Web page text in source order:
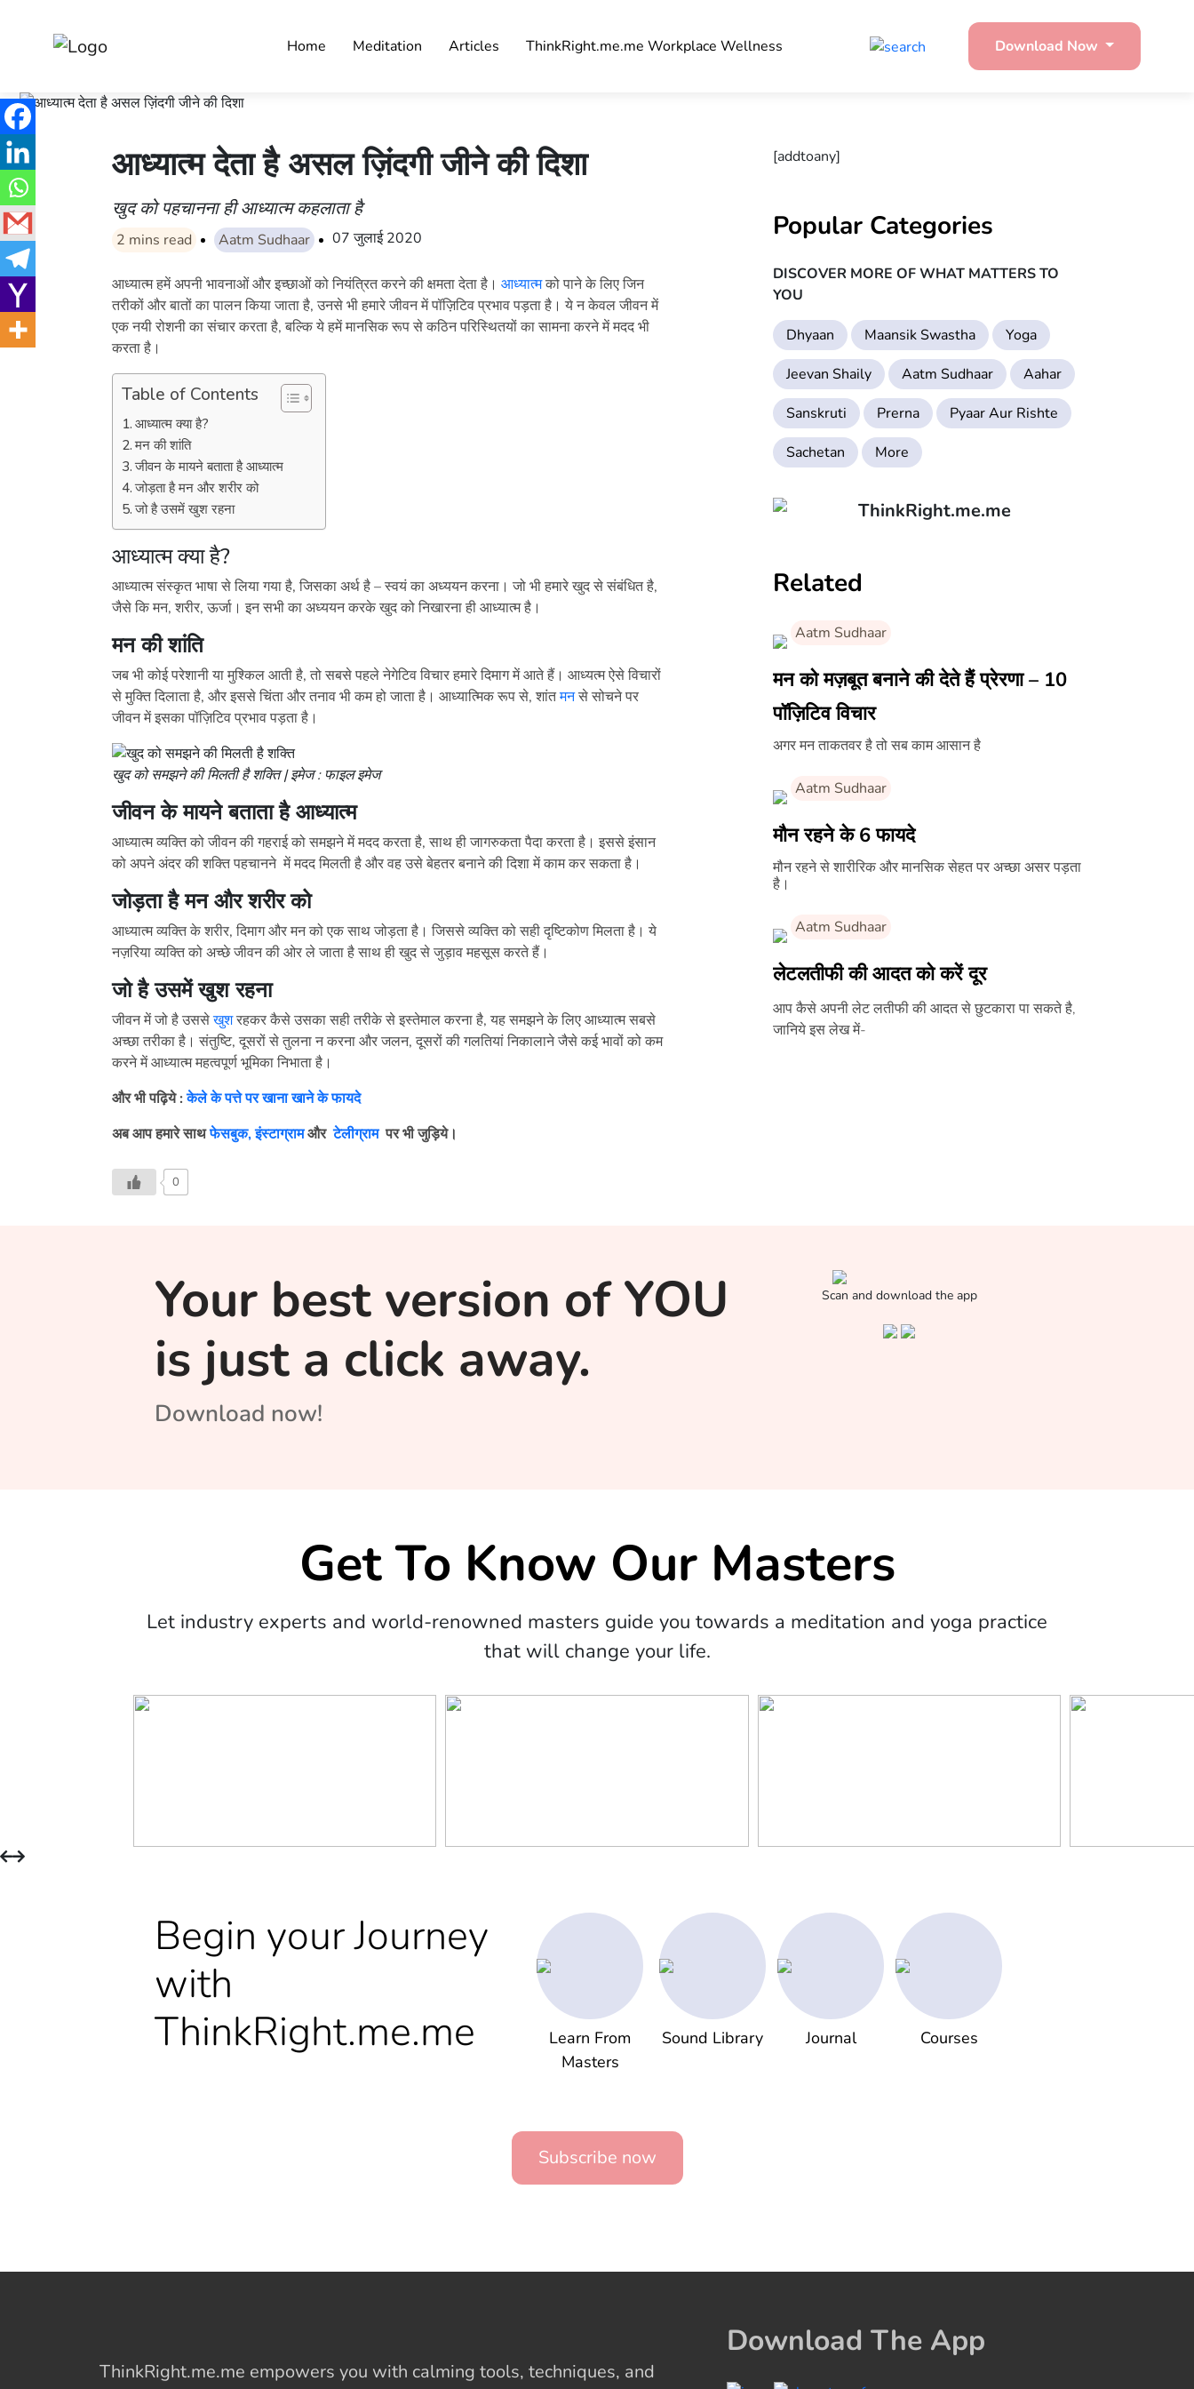
Home Meditation Articles ThinkRight.me.me Workplace Wellness Download Now
आध्यात्म देता है असल ज़िंदगी जीने की दिशा
खुद को पहचानना ही आध्यात्म कहलाता है
2 mins read Aatm Sudhaar 07 जुलाई 2020
आध्यात्म हमें अपनी भावनाओं और इच्छाओं को नियंत्रित करने की क्षमता देता है। आध्यात्मको पाने के लिए जिन
तरीकों और बातों का पालन किया जाता है, उनसे भी हमारे जीवन में पॉज़िटिव प्रभाव पड़ता है। ये न केवल जीवन में
एक नयी रोशनी का संचार करता है, बल्कि ये हमें मानसिक रूप से कठिन परिस्थितयों का सामना करने में मदद भी
करता है।
Table of Contents
आध्यात्म क्या है?
मन की शांति
जीवन के मायने बताता है आध्यात्म
जोड़ता है मन और शरीर को
जो है उसमें खुश रहना
आध्यात्म क्या है?
आध्यात्म संस्कृत भाषा से लिया गया है, जिसका अर्थ है – स्वयं का अध्ययन करना। जो भी हमारे खुद से संबंधित है,
जैसे कि मन, शरीर, ऊर्जा। इन सभी का अध्ययन करके खुद को निखारना ही आध्यात्म है।
मन की शांति
जब भी कोई परेशानी या मुश्किल आती है, तो सबसे पहले नेगेटिव विचार हमारे दिमाग में आते हैं। आध्यत्म ऐसे विचारों
से मुक्ति दिलाता है, और इससे चिंता और तनाव भी कम हो जाता है। आध्यात्मिक रूप से, शांतमनसे सोचने पर
जीवन में इसका पॉज़िटिव प्रभाव पड़ता है।
खुद को समझने की मिलती है शक्ति | इमेज : फाइल इमेज
जीवन के मायने बताता है आध्यात्म
आध्यात्म व्यक्ति को जीवन की गहराई को समझने में मदद करता है, साथ ही जागरुकता पैदा करता है। इससे इंसान
को अपने अंदर की शक्ति पहचानने में मदद मिलती है और वह उसे बेहतर बनाने की दिशा में काम कर सकता है।
जोड़ता है मन और शरीर को
आध्यात्म व्यक्ति के शरीर, दिमाग और मन को एक साथ जोड़ता है। जिससे व्यक्ति को सही दृष्टिकोण मिलता है। ये
नज़रिया व्यक्ति को अच्छे जीवन की ओर ले जाता है साथ ही खुद से जुड़ाव महसूस करते हैं।
जो है उसमें खुश रहना
जीवन में जो है उससेखुशरहकर कैसे उसका सही तरीके से इस्तेमाल करना है, यह समझने के लिए आध्यात्म सबसे
अच्छा तरीका है। संतुष्टि, दूसरों से तुलना न करना और जलन, दूसरों की गलतियां निकालाने जैसे कई भावों को कम
करने में आध्यात्म महत्वपूर्ण भूमिका निभाता है।
और भी पढ़िये : केले के पत्ते पर खाना खाने के फायदे
अब आप हमारे साथफेसबुक,इंस्टाग्रामऔर टेलीग्राम पर भी जुड़िये।
0
[addtoany]
Popular Categories
DISCOVER MORE OF WHAT MATTERS TO
YOU
Dhyaan Maansik Swastha
Yoga
Jeevan Shaily
Aatm Sudhaar
Aahar
Sanskruti
Prerna
Pyaar Aur Rishte
Sachetan
More
ThinkRight.me.me
Related
Aatm Sudhaar
मन को मज़बूत बनाने की देते हैं प्रेरणा – 10
पॉज़िटिव विचार
अगर मन ताकतवर है तो सब काम आसान है
Aatm Sudhaar
मौन रहने के 6 फायदे
मौन रहने से शारीरिक और मानसिक सेहत पर अच्छा असर पड़ता
है।
Aatm Sudhaar
लेटलतीफी की आदत को करें दूर
आप कैसे अपनी लेट लतीफी की आदत से छुटकारा पा सकते है,
जानिये इस लेख में-
Your best version of YOU
is just a click away.
Download now!
Scan and download the app
Get To Know Our Masters
Let industry experts and world-renowned masters guide you towards a meditation and yoga practice
that will change your life.
Begin your Journey
with
ThinkRight.me.me
Learn From
Masters
Sound Library Journal Courses
Subscribe now
ThinkRight.me.me empowers you with calming tools, techniques, and
Download The App